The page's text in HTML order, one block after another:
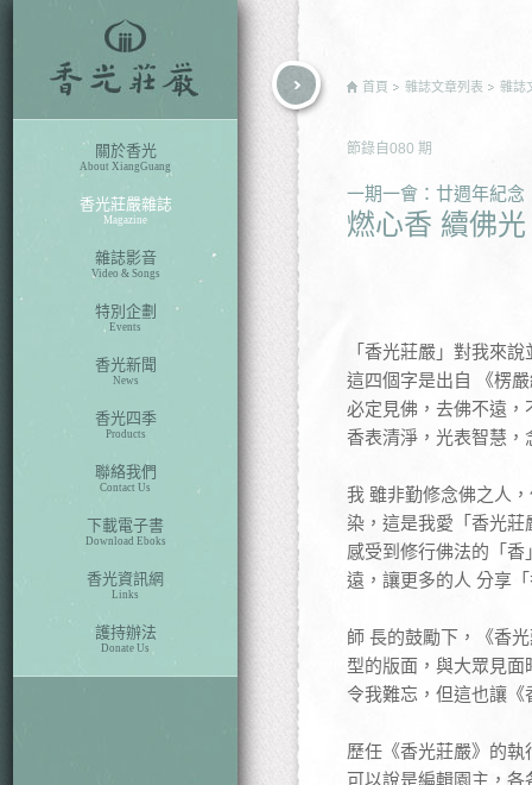
關於香光
About XiangGuang
香光莊嚴雜誌
Magazine
雜誌影音
Video & Songs
特別企劃
Events
香光新聞
News
香光四季
Products
聯絡我們
Contact Us
下載電子書
Download Eboks
香光資訊網
Links
護持辦法
Donate Us
首頁 雜誌文章列表 雜誌
節錄自 080 期
一期一會：廿週年紀念
燃心香 續佛光
「香光莊嚴」對我來
這四個字是出自 《楞
必定見佛，去佛不遠
香表清淨，光表智慧
我 雖非勤修念佛之人
染，這是我愛「香光
感受到修行佛法的「
遠，讓更多的人 分享
師 長的鼓勵下，《香
型的版面，與大眾見
令我難忘，但這也讓
歷任《香光莊嚴》的
可以說是編輯園主，